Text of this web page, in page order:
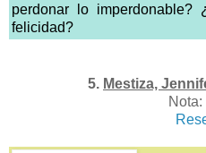
perdonar lo
felicidad?
5. Mestiza,
Nota: